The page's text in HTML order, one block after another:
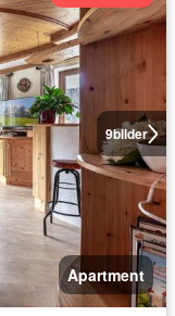
9bilder
Apartment